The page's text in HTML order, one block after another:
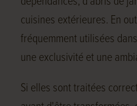
cuisines extérieures. En
fréquemment utilisées
une exclusivité et une
Si elles sont traitées